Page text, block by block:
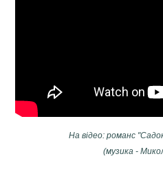
На відео: романс
(музика -